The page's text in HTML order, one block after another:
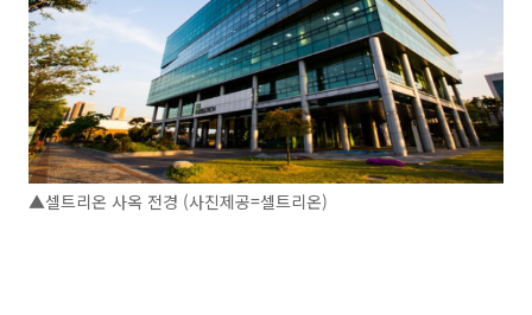
▲셀트리온 사옥 전경 (사진제공=셀트리온)